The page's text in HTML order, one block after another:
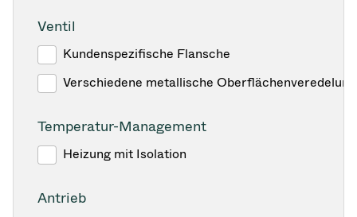
Ventil
Kundenspezifische Flansche
Verschiedene metallische
Temperatur-Management
Heizung mit Isolation
Antrieb